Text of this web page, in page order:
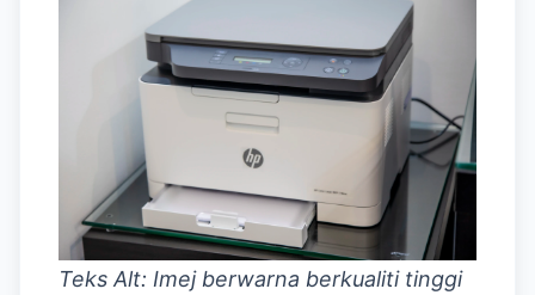
Teks Alt: Imej berwarna berkualiti tinggi